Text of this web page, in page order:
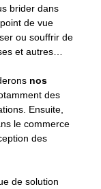
brider dans
de vue
ou souffrir de
et autres…
nos
des
Ensuite,
le commerce
des
de solution